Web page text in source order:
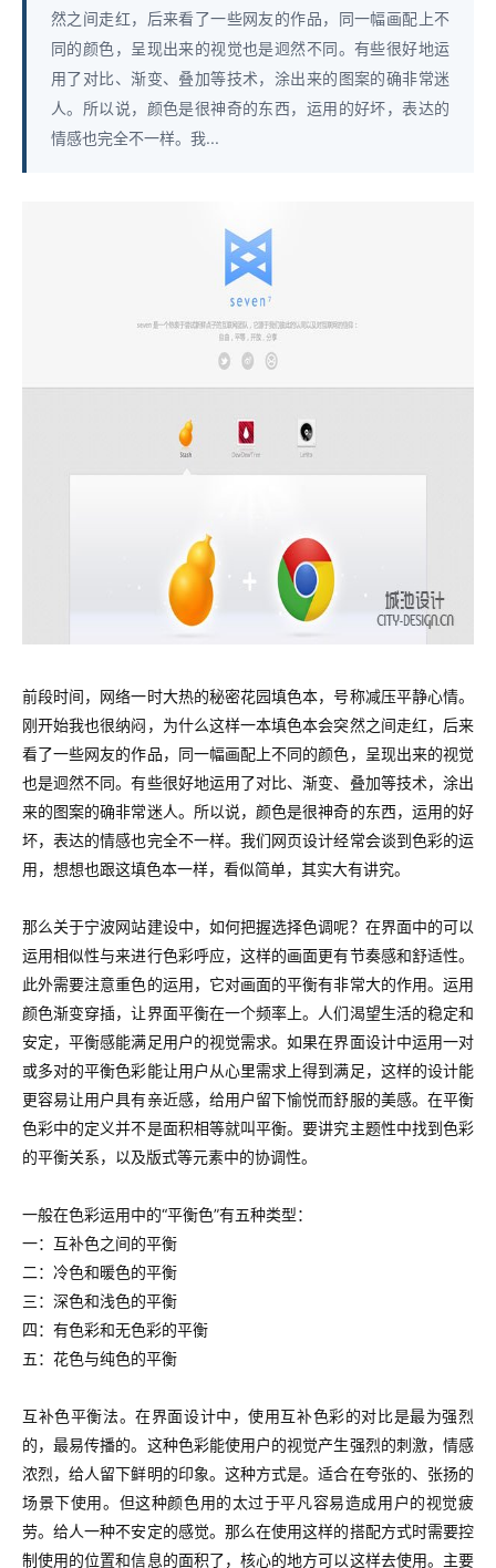
然之间走红，后来看了一些网友的作品，同一幅画配上不
同的颜色，呈现出来的视觉也是迥然不同。有些很好地运
用了对比、渐变、叠加等技术，涂出来的图案的确非常迷
人。所以说，颜色是很神奇的东西，运用的好坏，表达的
情感也完全不一样。我...
前段时间，网络一时大热的秘密花园填色本，号称减压平静心情。
刚开始我也很纳闷，为什么这样一本填色本会突然之间走红，后来
看了一些网友的作品，同一幅画配上不同的颜色，呈现出来的视觉
也是迥然不同。有些很好地运用了对比、渐变、叠加等技术，涂出
来的图案的确非常迷人。所以说，颜色是很神奇的东西，运用的好
坏，表达的情感也完全不一样。我们网页设计经常会谈到色彩的运
用，想想也跟这填色本一样，看似简单，其实大有讲究。
那么关于宁波网站建设中，如何把握选择色调呢？ 在界面中的可以
运用相似性与来进行色彩呼应，这样的画面更有节奏感和舒适性。
此外需要注意重色的运用，它对画面的平衡有非常大的作用。 运用
颜色渐变穿插，让界面平衡在一个频率上。 人们渴望生活的稳定和
安定，平衡感能满足用户的视觉需求。如果在界面设计中运用一对
或多对的平衡色彩能让用户从心里需求上得到满足，这样的设计能
更容易让用户具有亲近感，给用户留下愉悦而舒服的美感。 在平衡
色彩中的定义并不是面积相等就叫平衡。要讲究主题性中找到色彩
的平衡关系，以及版式等元素中的协调性。
一般在色彩运用中的“平衡色”有五种类型：
一：互补色之间的平衡
二：冷色和暖色的平衡
三：深色和浅色的平衡
四：有色彩和无色彩的平衡
五：花色与纯色的平衡
互补色平衡法。在界面设计中，使用互补色彩的对比是最为强烈
的，最易传播的。 这种色彩能使用户的视觉产生强烈的刺激，情感
浓烈，给人留下鲜明的印象。这种方式是。适合在夸张的、张扬的
场景下使用。 但这种颜色用的太过于平凡容易造成用户的视觉疲
劳。给人一种不安定的感觉。那么在使用这样的搭配方式时需要控
制使用的位置和信息的面积了，核心的地方可以这样去使用。 主要